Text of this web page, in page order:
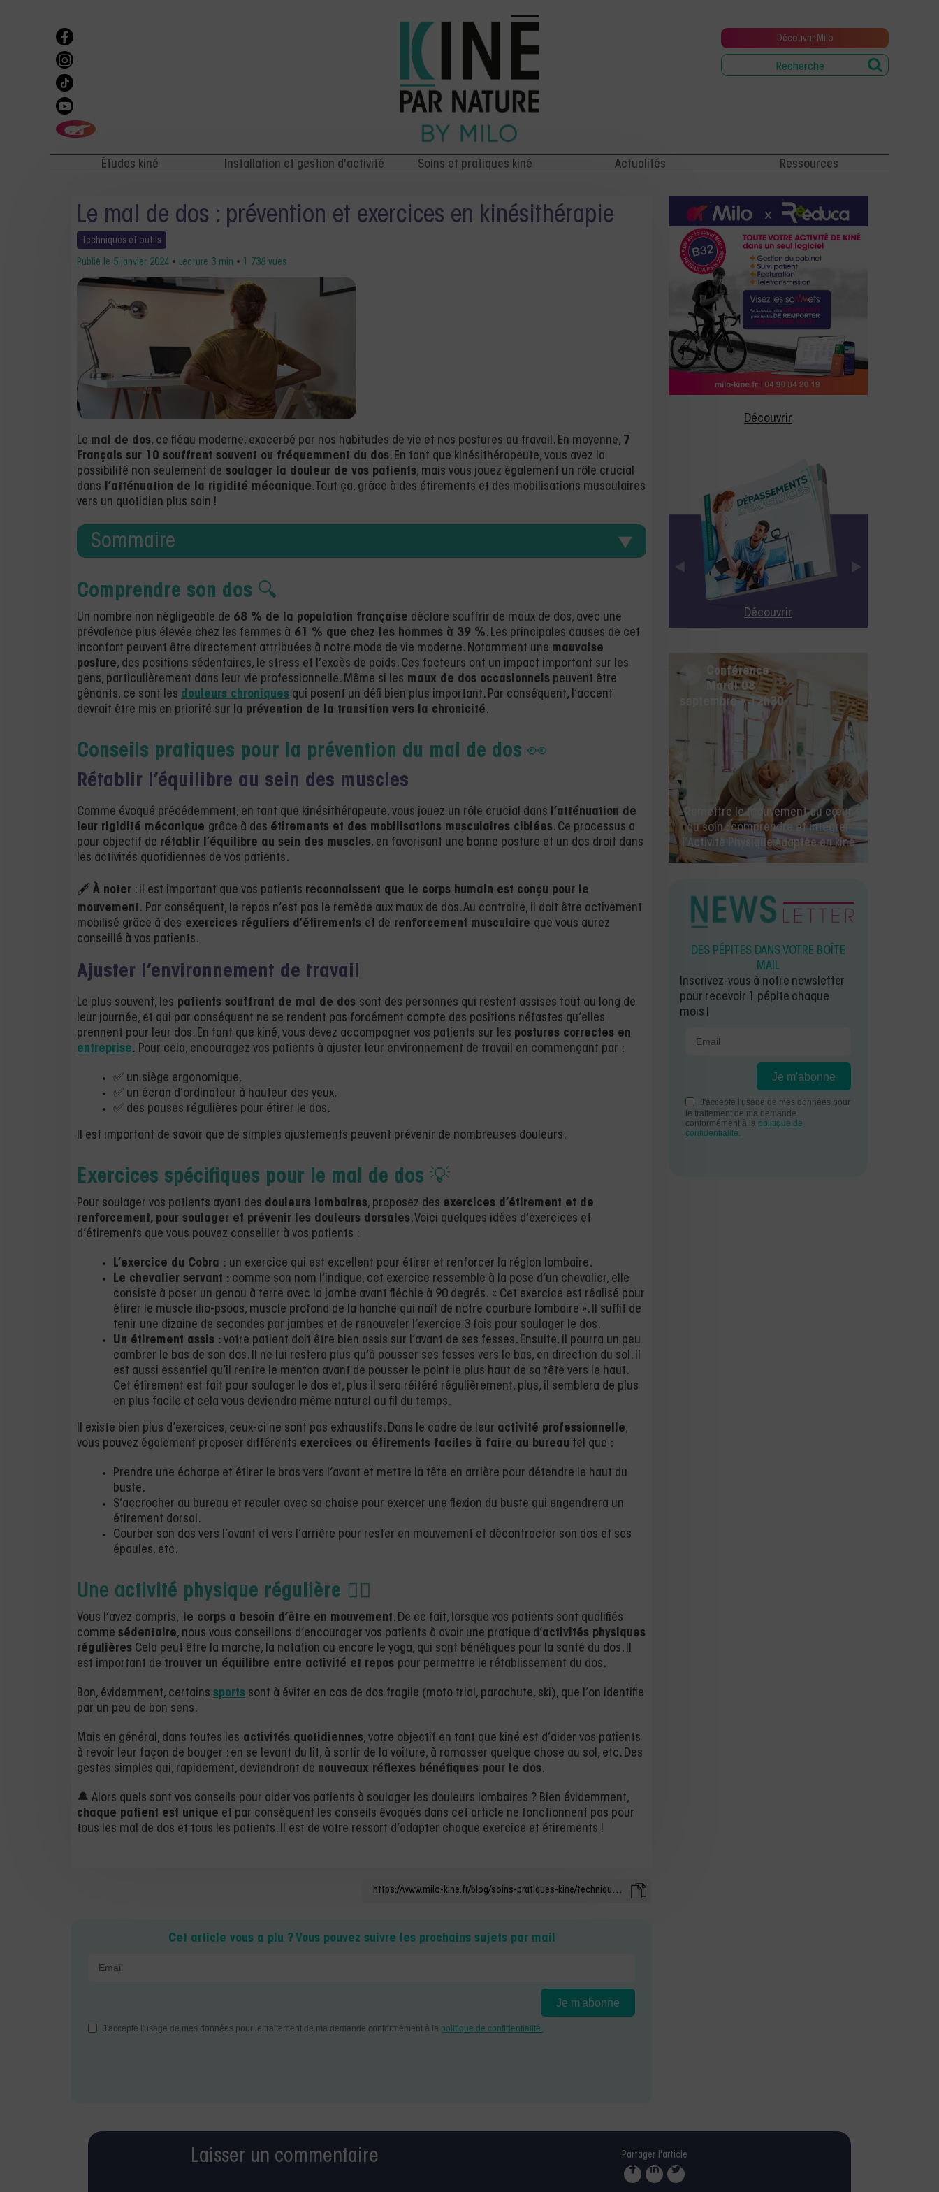
Découvrir Milo
Études kiné Installation et gestion d'activité Soins et pratiques kiné Actualités Ressources
Le mal de dos : prévention et exercices en kinésithérapie
Techniques et outils
Publié le 5 janvier 2024 • Lecture 3 min • 1 738 vues
Le mal de dos, ce fléau moderne, exacerbé par nos habitudes de vie et nos postures au travail. En moyenne, 7
Français sur 10 souffrent souvent ou fréquemment du dos. En tant que kinésithérapeute, vous avez la
possibilité non seulement de soulager la douleur de vos patients, mais vous jouez également un rôle crucial
dans l’atténuation de la rigidité mécanique. Tout ça, grâce à des étirements et des mobilisations musculaires
vers un quotidien plus sain !
Sommaire
Comprendre son dos 🔍
Un nombre non négligeable de 68 % de la population française déclare souffrir de maux de dos, avec une
prévalence plus élevée chez les femmes à 61 % que chez les hommes à 39 %. Les principales causes de cet
inconfort peuvent être directement attribuées à notre mode de vie moderne. Notamment une mauvaise
posture, des positions sédentaires, le stress et l’excès de poids. Ces facteurs ont un impact important sur les
gens, particulièrement dans leur vie professionnelle. Même si les maux de dos occasionnels peuvent être
gênants, ce sont les douleurs chroniques qui posent un défi bien plus important. Par conséquent, l’accent
devrait être mis en priorité sur la prévention de la transition vers la chronicité.
Conseils pratiques pour la prévention du mal de dos 👀
Rétablir l’équilibre au sein des muscles
Comme évoqué précédemment, en tant que kinésithérapeute, vous jouez un rôle crucial dans l’atténuation de
leur rigidité mécanique grâce à des étirements et des mobilisations musculaires ciblées. Ce processus a
pour objectif de rétablir l’équilibre au sein des muscles, en favorisant une bonne posture et un dos droit dans
les activités quotidiennes de vos patients.
🖋️ À noter : il est important que vos patients reconnaissent que le corps humain est conçu pour le
mouvement. Par conséquent, le repos n’est pas le remède aux maux de dos. Au contraire, il doit être activement
mobilisé grâce à des exercices réguliers d’étirements et de renforcement musculaire que vous aurez
conseillé à vos patients.
Ajuster l’environnement de travail
Le plus souvent, les patients souffrant de mal de dos sont des personnes qui restent assises tout au long de
leur journée, et qui par conséquent ne se rendent pas forcément compte des positions néfastes qu’elles
prennent pour leur dos. En tant que kiné, vous devez accompagner vos patients sur les postures correctes en
entreprise. Pour cela, encouragez vos patients à ajuster leur environnement de travail en commençant par :
✅ un siège ergonomique,
✅ un écran d’ordinateur à hauteur des yeux,
✅ des pauses régulières pour étirer le dos.
Il est important de savoir que de simples ajustements peuvent prévenir de nombreuses douleurs.
Exercices spécifiques pour le mal de dos 💡
Pour soulager vos patients ayant des douleurs lombaires, proposez des exercices d’étirement et de
renforcement, pour soulager et prévenir les douleurs dorsales. Voici quelques idées d’exercices et
d’étirements que vous pouvez conseiller à vos patients :
L’exercice du Cobra : un exercice qui est excellent pour étirer et renforcer la région lombaire.
Le chevalier servant : comme son nom l’indique, cet exercice ressemble à la pose d’un chevalier, elle
consiste à poser un genou à terre avec la jambe avant fléchie à 90 degrés. « Cet exercice est réalisé pour
étirer le muscle ilio-psoas, muscle profond de la hanche qui naît de notre courbure lombaire ». Il suffit de
tenir une dizaine de secondes par jambes et de renouveler l’exercice 3 fois pour soulager le dos.
Un étirement assis : votre patient doit être bien assis sur l’avant de ses fesses. Ensuite, il pourra un peu
cambrer le bas de son dos. Il ne lui restera plus qu’à pousser ses fesses vers le bas, en direction du sol. Il
est aussi essentiel qu’il rentre le menton avant de pousser le point le plus haut de sa tête vers le haut.
Cet étirement est fait pour soulager le dos et, plus il sera réitéré régulièrement, plus, il semblera de plus
en plus facile et cela vous deviendra même naturel au fil du temps.
Il existe bien plus d’exercices, ceux-ci ne sont pas exhaustifs. Dans le cadre de leur activité professionnelle,
vous pouvez également proposer différents exercices ou étirements faciles à faire au bureau tel que :
Prendre une écharpe et étirer le bras vers l’avant et mettre la tête en arrière pour détendre le haut du
buste.
S’accrocher au bureau et reculer avec sa chaise pour exercer une flexion du buste qui engendrera un
étirement dorsal.
Courber son dos vers l’avant et vers l’arrière pour rester en mouvement et décontracter son dos et ses
épaules, etc.
Une activité physique régulière 🏃‍♂️
Vous l’avez compris, le corps a besoin d’être en mouvement. De ce fait, lorsque vos patients sont qualifiés
comme sédentaire, nous vous conseillons d’encourager vos patients à avoir une pratique d’activités physiques
régulières Cela peut être la marche, la natation ou encore le yoga, qui sont bénéfiques pour la santé du dos. Il
est important de trouver un équilibre entre activité et repos pour permettre le rétablissement du dos.
Bon, évidemment, certains sports sont à éviter en cas de dos fragile (moto trial, parachute, ski), que l’on identifie
par un peu de bon sens.
Mais en général, dans toutes les activités quotidiennes, votre objectif en tant que kiné est d’aider vos patients
à revoir leur façon de bouger : en se levant du lit, à sortir de la voiture, à ramasser quelque chose au sol, etc. Des
gestes simples qui, rapidement, deviendront de nouveaux réflexes bénéfiques pour le dos.
🔔 Alors quels sont vos conseils pour aider vos patients à soulager les douleurs lombaires ? Bien évidemment,
chaque patient est unique et par conséquent les conseils évoqués dans cet article ne fonctionnent pas pour
tous les mal de dos et tous les patients. Il est de votre ressort d’adapter chaque exercice et étirements !
Cet article vous a plu ? Vous pouvez suivre les prochains sujets par mail
Découvrir
Découvrir
Conférence
Mercredi 26 août • 14h00
🚀 La rentrée des kinés commence
ici ! IA, facturation électronique et
toutes les nouveautés Milo.
DES PÉPITES DANS VOTRE BOÎTE
MAIL
Inscrivez-vous à notre newsletter
pour recevoir 1 pépite chaque
mois !
Laisser un commentaire Partager l'article